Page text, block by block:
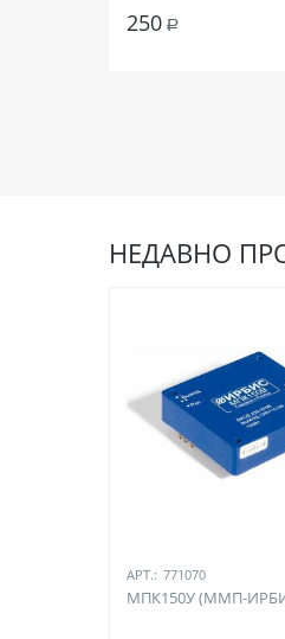
250 Р
НЕДАВНО
АРТ.: 771070
МПК150У (ММП-